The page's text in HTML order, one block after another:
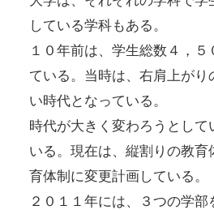
している学科もある。
１０年前は、学生総数４，
ている。当時は、右肩上が
い時代となっている。
時代が大きく変わろうとし
いる。現在は、縦割りの教
育体制に変更計画している。
２０１１年には、３つの学